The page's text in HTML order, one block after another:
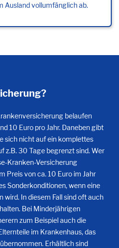
Ausland vollumfänglich ab.
belaufen
10 Euro pro Jahr. Daneben gibt
sich nicht auf ein komplettes
z.B. 30 Tage begrenzt sind. Wer
Kranken-Versicherung
Preis von ca. 10 Euro im Jahr
Sonderkonditionen, wenn eine
wird. In diesem Fall sind oft auch
Bei Minderjährigen
zum Beispiel auch die
im Krankenhaus, das
Erhältlich sind